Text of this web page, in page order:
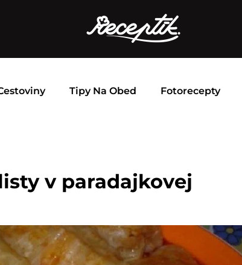
Tipy Na Obed Fotorecepty
v paradajkovej